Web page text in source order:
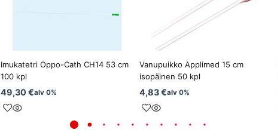
Imukatetri Oppo-Cath CH14 53 cm
100 kpl
49,30€alv 0%
Vanupuikko Applimed 15 cm
isopäinen 50 kpl
4,83€alv 0%